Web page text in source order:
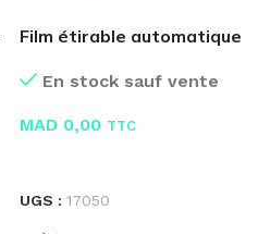
Film étirable automatique
En stock sauf vente
MAD 0,00 TTC
UGS : 17050